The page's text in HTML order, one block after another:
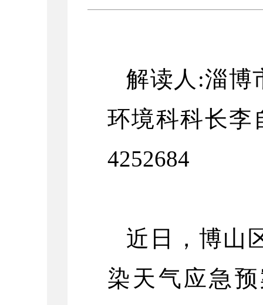
解读人:淄博
环境科科长
4252684
近日，博山
染天气应急